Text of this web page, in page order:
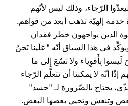
الرّجاء، وذلك ليس لأنّهم
خدمة إلهيّة تذهب أبعد من قواهم.
الذين يواجهون خطر فقدان
في هذا السياق أنّه "عَلَينا نَحنُ
بِأَقوِياء ولا نَسْعَ إِلى ما
أنّه لا يمكننا أن نتعلّم الرّجاء
يحتاج بالضّرورة لـ "جسد"
وتنعش وتحيي بعضها البعض.